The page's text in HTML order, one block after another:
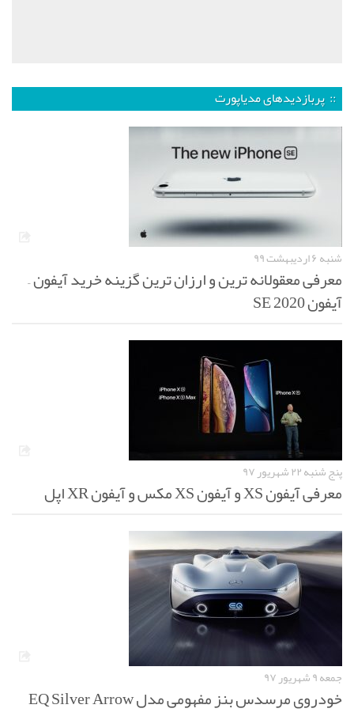
:: پربازدیدهای مدیاپورت
شنبه ۶ اردیبهشت ۹۹
معرفی معقولانه ترین و ارزان ترین گزینه خرید آیفون –
آیفون SE 2020
پنج شنبه ۲۲ شهریور ۹۷
معرفی آیفون XS و آیفون XS مکس و آیفون XR اپل
جمعه ۹ شهریور ۹۷
خودروی مرسدس بنز مفهومی مدل EQ Silver Arrow